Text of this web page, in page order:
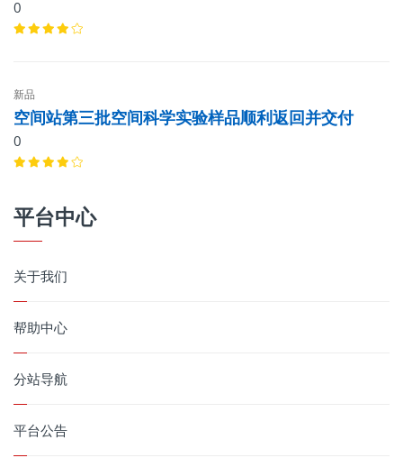
0
新品
空间站第三批空间科学实验样品顺利返回并交付
0
平台中心
关于我们
帮助中心
分站导航
平台公告